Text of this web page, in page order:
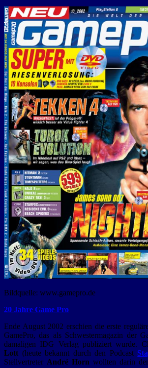
Bildquelle: www.gamepro.de
20 Jahre Game Pro
Ende August 2002 erschien die erste
GamePro, das als Schwestermagazin der
damaligen IDG Verlag publiziert wurde.
Lott (heute bekannt durch den Podcast
Stellvertreter André Horn wollten darin